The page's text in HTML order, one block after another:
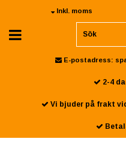
Inkl. moms
E-postadress:
2-4
Vi bjuder på frakt